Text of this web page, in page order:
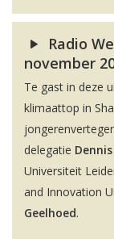
Radio
november
Te gast in deze
klimaattop in
delegatie
Universiteit
and Innovation
Geelhoed.